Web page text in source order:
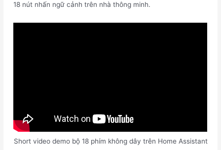
18 nút nhấn ngữ cảnh trên nhà thông minh.
Short video demo bộ 18 phím không dây trên Home Assistant